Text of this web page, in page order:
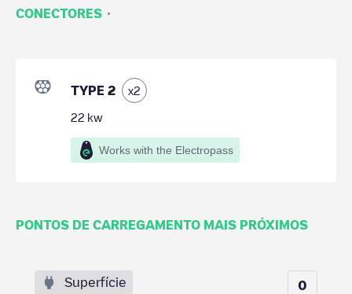
CONECTORES ·
TYPE 2 x2
22 kw
Works with the Electropass
PONTOS DE CARREGAMENTO MAIS PRÓXIMOS
Superfície 0